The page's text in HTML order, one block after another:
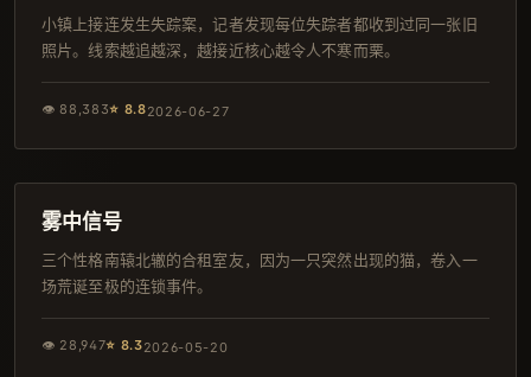
小镇上接连发生失踪案，记者发现每位失踪者都收到过同一张旧
照片。线索越追越深，越接近核心越令人不寒而栗。
👁 88,383⭐ 8.82026-06-27
杜比
雾中信号
三个性格南辕北辙的合租室友，因为一只突然出现的猫，卷入一
场荒诞至极的连锁事件。
👁 28,947⭐ 8.32026-05-20